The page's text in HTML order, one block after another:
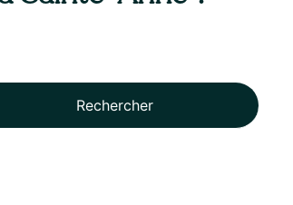
Rechercher